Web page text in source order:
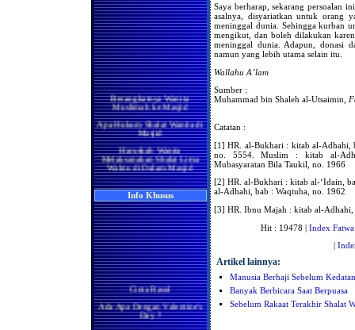
Berangkatnya Wanita
Muslimah ke Masjid
Apa Hukum Shalat Wanita di
Masjid
Haruskah Wanita
Melaksanakan Shalat Lima
Waktu di Dalam Masjid
Wanita di Rumah
Berma'mum Kepada Imam
di Masjid
Apakah Shalatnya Seorang
Wanita di rumah Lebih
Utama Ataukah di Masjidil
Haram
Manakah yang Lebih Utama
Bagi Wanita Pada Bulan
Ramadhan, Melaksanakan
Shalat di Masjidil Haram
atau di Rumah
Shalatnya Kaum Wanita
yang Sedang Umrah di
Bulan Ramadhan
Info Khusus
Cinta Rasul
Ada Apa Dengan Valentine's
Day ?
Manisnya Iman
Saya berharap, sekarang persoalan
asalnya, disyariatkan untuk orang
meninggal dunia. Sehingga kurban
mengikut, dan boleh dilakukan
meninggal dunia. Adapun, donasi
namun yang lebih utama selain itu.
Wallahu A’lam
Sumber :
Muhammad bin Shaleh al-Utsaimin,
Catatan :
[1] HR. al-Bukhari : kitab al-Adhahi,
no. 5554. Muslim : kitab al-
Mubasyaratan Bila Taukil, no. 1966
[2] HR. al-Bukhari : kitab al-‘Idain,
al-Adhahi, bab : Waqtuha, no. 1962
[3] HR. Ibnu Majah : kitab al-
Hit : 19478 | Index Fatwa
|
Artikel lainnya:
Manusia Berhaji Sebelum
Banyak Berbicara Saat Berpuasa
Sebelum Rakaat Terakhir Shalat